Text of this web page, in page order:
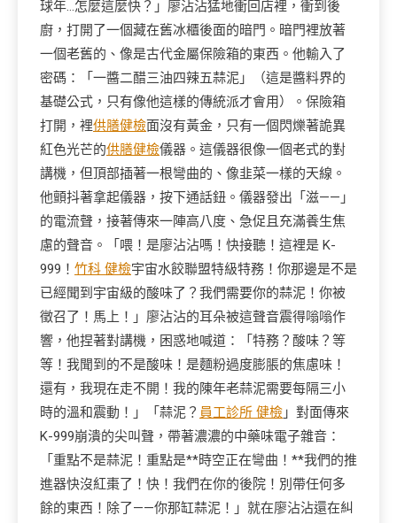
球年…怎麼這麼快？」廖沾沾猛地衝回店裡，衝到後
廚，打開了一個藏在舊冰櫃後面的暗門。暗門裡放著
一個老舊的、像是古代金屬保險箱的東西。他輸入了
密碼：「一醬二醋三油四辣五蒜泥」（這是醬料界的
基礎公式，只有像他這樣的傳統派才會用）。保險箱
打開，裡供膳健檢面沒有黃金，只有一個閃爍著詭異
紅色光芒的供膳健檢儀器。這儀器很像一個老式的對
講機，但頂部插著一根彎曲的、像韭菜一樣的天線。
他顫抖著拿起儀器，按下通話鈕。儀器發出「滋——」
的電流聲，接著傳來一陣高八度、急促且充滿養生焦
慮的聲音。「喂！是廖沾沾嗎！快接聽！這裡是 K-
999！ 竹科 健檢宇宙水餃聯盟特級特務！你那邊是不是
已經聞到宇宙級的酸味了？我們需要你的蒜泥！你被
徵召了！馬上！」廖沾沾的耳朵被這聲音震得嗡嗡作
響，他捏著對講機，困惑地喊道：「特務？酸味？等
等！我聞到的不是酸味！是麵粉過度膨脹的焦慮味！
還有，我現在走不開！我的陳年老蒜泥需要每隔三小
時的溫和震動！」「蒜泥？ 員工診所 健檢 」對面傳來
K-999崩潰的尖叫聲，帶著濃濃的中藥味電子雜音：
「重點不是蒜泥！重點是**時空正在彎曲！**我們的推
進器快沒紅棗了！快！我們在你的後院！別帶任何多
餘的東西！除了——你那缸蒜泥！」就在廖沾沾還在糾